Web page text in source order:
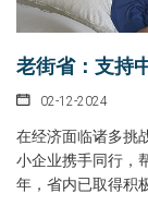
老街省：支持
02-12-2024
在经济面临诸多挑
小企业携手同行，
年，省内已取得积